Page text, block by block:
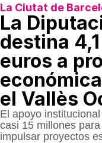
La Ciutat de
La
destina
euros a
el Vallès
El apoyo
casi 15 millones
impulsar proyectos